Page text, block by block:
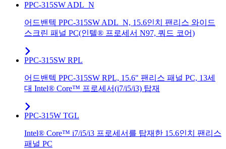
PPC-315SW ADL_N
어드밴텍 PPC-315SW ADL_N, 15.6인치 팬리스 와이드
스크린 패널 PC(인텔® 프로세서 N97, 쿼드 코어)
PPC-315SW RPL
어드밴텍 PPC-315SW RPL, 15.6" 팬리스 패널 PC, 13세
대 Intel® Core™ 프로세서(i7/i5/i3) 탑재
PPC-315W TGL
Intel® Core™ i7/i5/i3 프로세서를 탑재한 15.6인치 팬리스
패널 PC